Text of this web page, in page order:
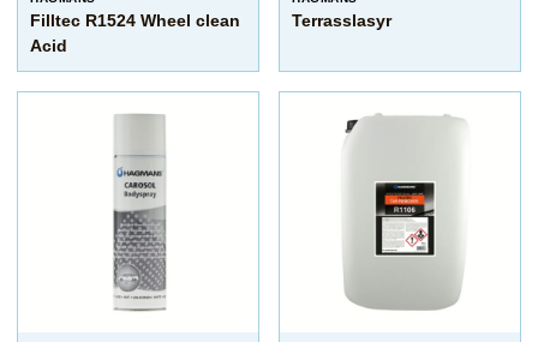
Filltec R1524 Wheel clean
Acid
Terrasslasyr